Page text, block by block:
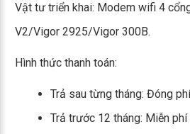
Vật tư triển khai: Modem wifi 4
V2/Vigor 2925/Vigor 300B.
Hình thức thanh toán:
Trả sau từng tháng: Đóng
Trả trước 12 tháng: Miễn